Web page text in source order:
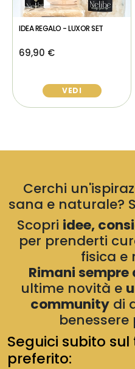
IDEA REGALO - LUXOR SET
69,90 €
VEDI
Cerchi
sana e naturale?
Scopri idee,
per prenderti
fisica e
Rimani
ultime novità e
communitydi
Seguici subito
preferito: